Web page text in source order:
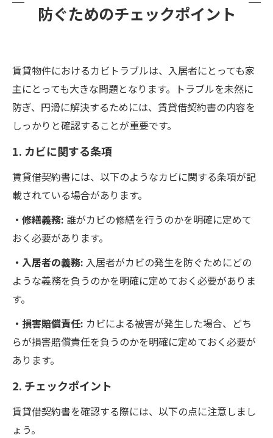
防ぐためのチェックポイント
賃貸物件におけるカビトラブルは、入居者にとっても家
主にとっても大きな問題となります。トラブルを未然に
防ぎ、円滑に解決するためには、賃貸借契約書の内容を
しっかりと確認することが重要です。
1. カビに関する条項
賃貸借契約書には、以下のようなカビに関する条項が記
載されている場合があります。
・修繕義務: 誰がカビの修繕を行うのかを明確に定めて
おく必要があります。
・入居者の義務: 入居者がカビの発生を防ぐためにどの
ような義務を負うのかを明確に定めておく必要がありま
す。
・損害賠償責任: カビによる被害が発生した場合、どち
らが損害賠償責任を負うのかを明確に定めておく必要が
あります。
2. チェックポイント
賃貸借契約書を確認する際には、以下の点に注意しまし
ょう。